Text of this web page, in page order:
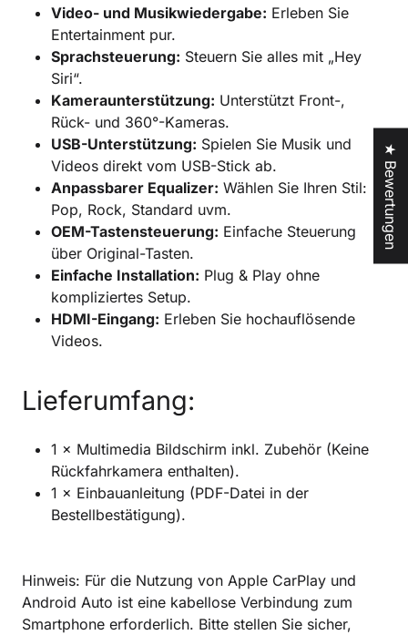
Video- und Musikwiedergabe: Erleben Sie
Entertainment pur.
Sprachsteuerung: Steuern Sie alles mit „Hey
Siri“.
Kameraunterstützung: Unterstützt Front-,
Rück- und 360°-Kameras.
USB-Unterstützung: Spielen Sie Musik und
Videos direkt vom USB-Stick ab.
Anpassbarer Equalizer: Wählen Sie Ihren Stil:
Pop, Rock, Standard uvm.
OEM-Tastensteuerung: Einfache Steuerung
über Original-Tasten.
Einfache Installation: Plug & Play ohne
kompliziertes Setup.
HDMI-Eingang: Erleben Sie hochauflösende
Videos.
Lieferumfang:
1 × Multimedia Bildschirm inkl. Zubehör (Keine
Rückfahrkamera enthalten).
1 × Einbauanleitung (PDF-Datei in der
Bestellbestätigung).
Hinweis: Für die Nutzung von Apple CarPlay und
Android Auto ist eine kabellose Verbindung zum
Smartphone erforderlich. Bitte stellen Sie sicher,
★ Bewertungen